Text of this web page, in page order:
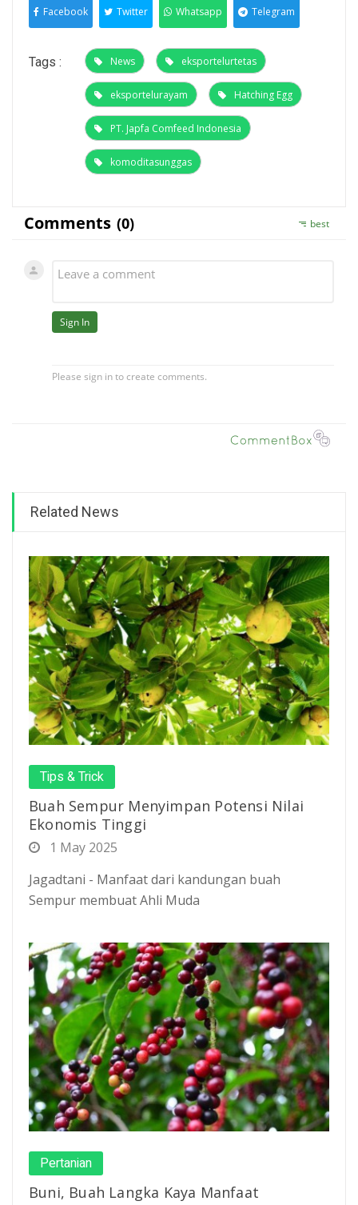
Facebook Twitter Whatsapp Telegram
Tags : News eksportelurtetas
eksportelurayam Hatching Egg
PT. Japfa Comfeed Indonesia
komoditasunggas
Related News
Tips & Trick
Buah Sempur Menyimpan Potensi Nilai
Ekonomis Tinggi
1 May 2025
Jagadtani - Manfaat dari kandungan buah
Sempur membuat Ahli Muda
Pertanian
Buni, Buah Langka Kaya Manfaat